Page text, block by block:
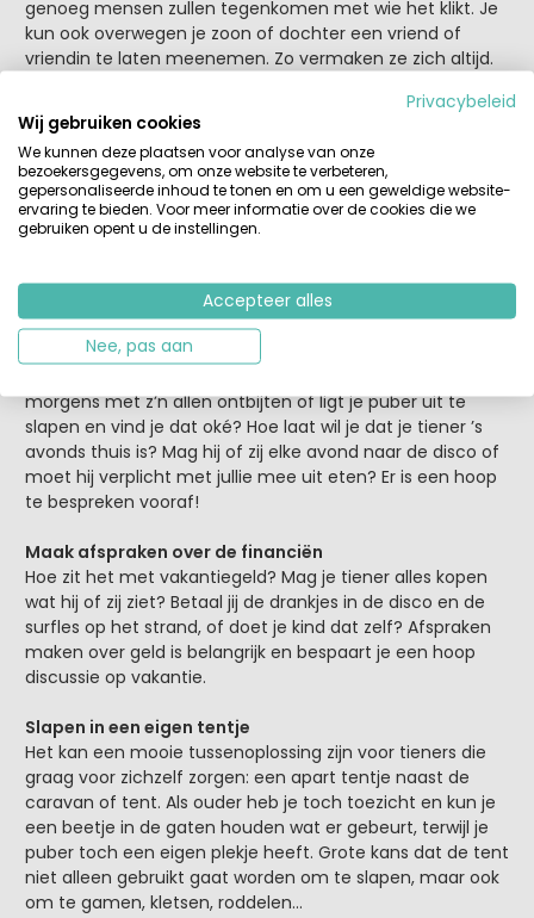
genoeg mensen zullen tegenkomen met wie het klikt. Je
kun ook overwegen je zoon of dochter een vriend of
vriendin te laten meenemen. Zo vermaken ze zich altijd.
Op vakantie met tieners? Lees dit nog
even.
Tot slot nog een paar laatste tips, die we als ouders van
tieners wel kunnen gebruiken, denk ik zo. Je zult zien dat
duidelijkheid en open communicatie - zeker met pubers
Wees duidelijk over de regels en spreek wederzijdse
verwachtingen uit
Moet je kind steeds mee met gezinsuitstapjes of is een
morgens met z’n allen ontbijten of ligt je puber uit te
slapen en vind je dat oké? Hoe laat wil je dat je tiener ’s
avonds thuis is? Mag hij of zij elke avond naar de disco of
moet hij verplicht met jullie mee uit eten? Er is een hoop
te bespreken vooraf!
Maak afspraken over de financiën
Hoe zit het met vakantiegeld? Mag je tiener alles kopen
wat hij of zij ziet? Betaal jij de drankjes in de disco en de
surfles op het strand, of doet je kind dat zelf? Afspraken
maken over geld is belangrijk en bespaart je een hoop
discussie op vakantie.
Slapen in een eigen tentje
Het kan een mooie tussenoplossing zijn voor tieners die
graag voor zichzelf zorgen: een apart tentje naast de
caravan of tent. Als ouder heb je toch toezicht en kun je
een beetje in de gaten houden wat er gebeurt, terwijl je
puber toch een eigen plekje heeft. Grote kans dat de tent
niet alleen gebruikt gaat worden om te slapen, maar ook
om te gamen, kletsen, roddelen…
Privacybeleid
Wij gebruiken cookies
We kunnen deze plaatsen voor analyse van onze
bezoekersgegevens, om onze website te verbeteren,
gepersonaliseerde inhoud te tonen en om u een geweldige website-
ervaring te bieden. Voor meer informatie over de cookies die we
gebruiken opent u de instellingen.
Accepteer alles
Nee, pas aan